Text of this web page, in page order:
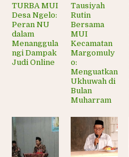
TURBA MUI
Desa Ngelo:
Peran NU
dalam
Menanggula
ngi Dampak
Judi Online
Tausiyah
Rutin
Bersama
MUI
Kecamatan
Margomuly
o:
Menguatkan
Ukhuwah di
Bulan
Muharram